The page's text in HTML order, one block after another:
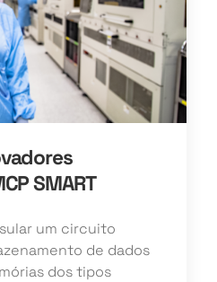
SMART
um circuito
de dados
dos tipos